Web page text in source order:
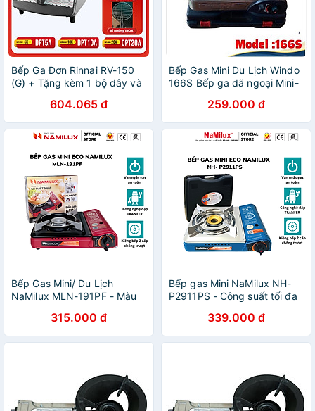
Bếp Ga Đơn Rinnai RV-150
(G) + Tặng kèm 1 bộ dây và
604.065 đ
Bếp Gas Mini Du Lịch Windo
166S Bếp ga dã ngoại Mini-
Chính Hãng259.000 đ
Bếp Gas Mini/ Du Lịch
NaMilux MLN-191PF - Màu
Inline-Cut│Công Suất 2.6 Kw
- Hàng Chính Hãng
315.000 đ
Bếp gas Mini NaMilux NH-
P2911PS - Công suất tối đa
339.000 đ